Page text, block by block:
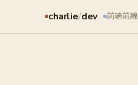
charlie/dev 前端前線